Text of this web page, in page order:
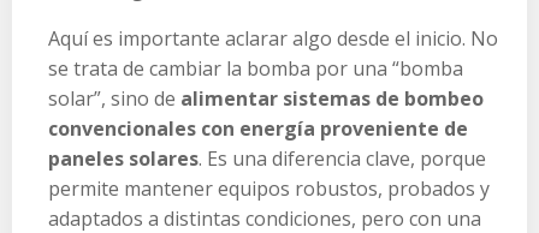
Aquí es importante aclarar algo desde el inicio. No
se trata de cambiar la bomba por una “bomba
solar”, sino de alimentar sistemas de bombeo
convencionales con energía proveniente de
paneles solares. Es una diferencia clave, porque
permite mantener equipos robustos, probados y
adaptados a distintas condiciones, pero con una